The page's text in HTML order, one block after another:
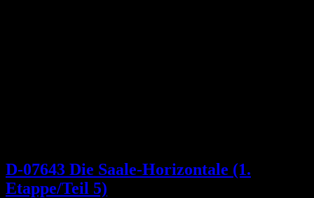
D-07643 Die Saale-Horizontale (1.
Etappe/Teil 5)